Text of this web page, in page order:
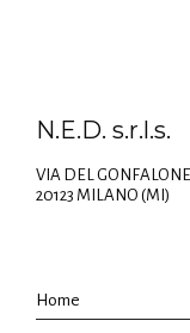
N.E.D. s.r.l.s.
VIA DEL
20123 MILANO (MI)
Home